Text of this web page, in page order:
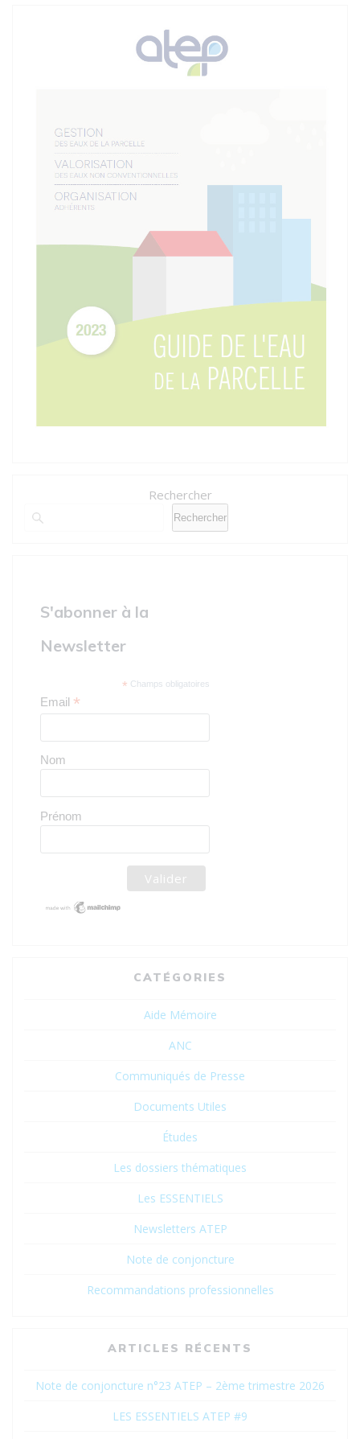
Rechercher
Rechercher
S'abonner à la
Newsletter
* Champs obligatoires
Email *
Nom
Prénom
CATÉGORIES
Aide Mémoire
ANC
Communiqués de Presse
Documents Utiles
Études
Les dossiers thématiques
Les ESSENTIELS
Newsletters ATEP
Note de conjoncture
Recommandations professionnelles
ARTICLES RÉCENTS
Note de conjoncture n°23 ATEP – 2ème trimestre 2026
LES ESSENTIELS ATEP #9